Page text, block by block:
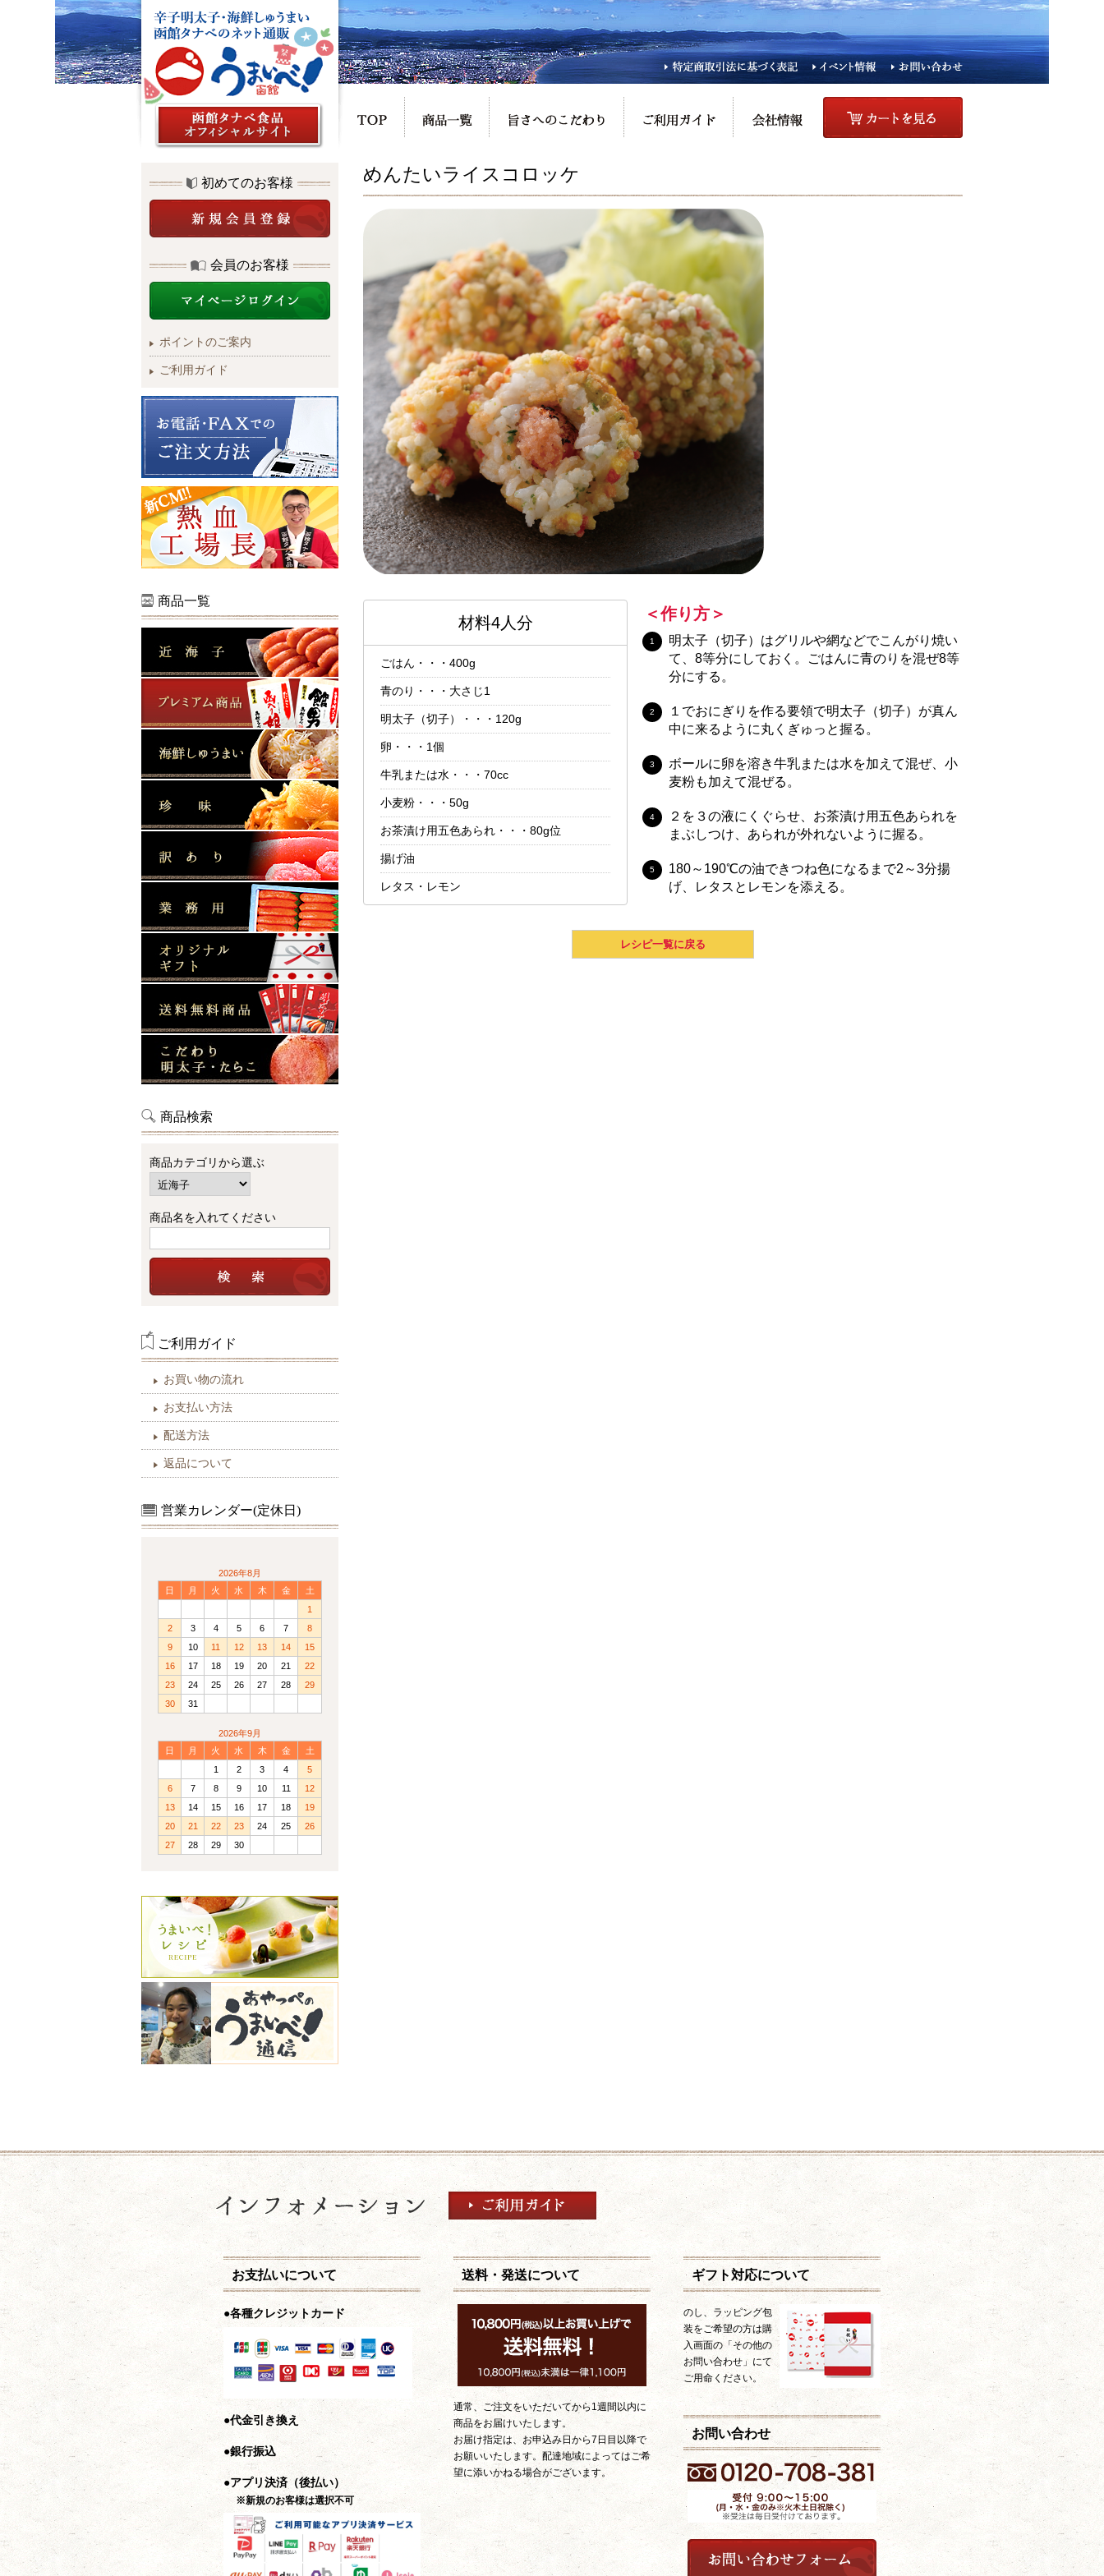
めんたいライスコロッケ
材料4人分
ごはん・・・400g
青のり・・・大さじ1
明太子（切子）・・・120g
卵・・・1個
牛乳または水・・・70cc
小麦粉・・・50g
お茶漬け用五色あられ・・・80g位
揚げ油
レタス・レモン
＜作り方＞
明太子（切子）はグリルや網などでこんがり焼い
て、8等分にしておく。ごはんに青のりを混ぜ8等
分にする。
１でおにぎりを作る要領で明太子（切子）が真ん
中に来るように丸くぎゅっと握る。
ボールに卵を溶き牛乳または水を加えて混ぜ、小
麦粉も加えて混ぜる。
２を３の液にくぐらせ、お茶漬け用五色あられを
まぶしつけ、あられが外れないように握る。
180～190℃の油できつね色になるまで2～3分揚
げ、レタスとレモンを添える。
レシピ一覧に戻る
初めてのお客様
会員のお客様
ポイントのご案内
ご利用ガイド
商品一覧
商品検索
商品カテゴリから選ぶ
商品名を入れてください
ご利用ガイド
お買い物の流れ
お支払い方法
配送方法
返品について
営業カレンダー(定休日)
2026年8月
日
月 火 水 木 金
土
1
2
3 4 5 6 7
8
9
10 11 12 13 14
15
16
17 18 19 20 21
22
23
24 25 26 27 28
29
30
31
2026年9月
日
月 火 水 木 金
土
1
2 3 4
5
6
7 8 9 10 11
12
13
14 15 16 17 18
19
20
21 22 23 24 25
26
27
28 29 30
お支払いについて
●各種クレジットカード
●代金引き換え
●銀行振込
●アプリ決済（後払い）
※新規のお客様は選択不可
送料・発送について
通常、ご注文をいただいてから1週間以内に
商品をお届けいたします。
お届け指定は、お申込み日から7日目以降で
お願いいたします。配達地域によってはご希
望に添いかねる場合がございます。
ギフト対応について
のし、ラッピング包
装をご希望の方は購
入画面の「その他の
お問い合わせ」にて
ご用命ください。
お問い合わせ